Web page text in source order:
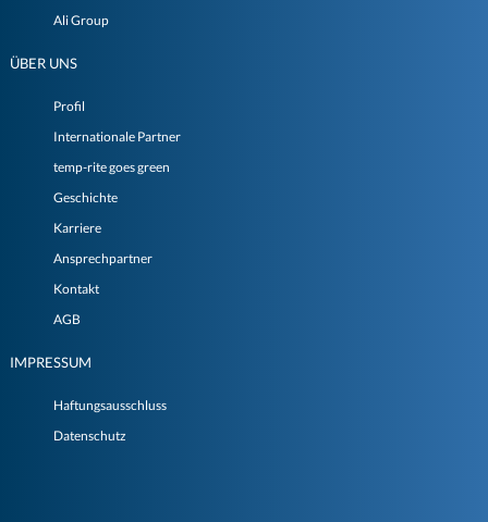
Ali Group
ÜBER UNS
Profil
Internationale Partner
temp-rite goes green
Geschichte
Karriere
Ansprechpartner
Kontakt
AGB
IMPRESSUM
Haftungsausschluss
Datenschutz